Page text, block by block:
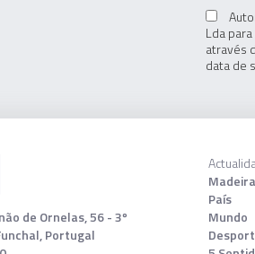
Lda
através
data de
de Ornelas, 56 - 3º
Portugal
Madeira
País
Mundo